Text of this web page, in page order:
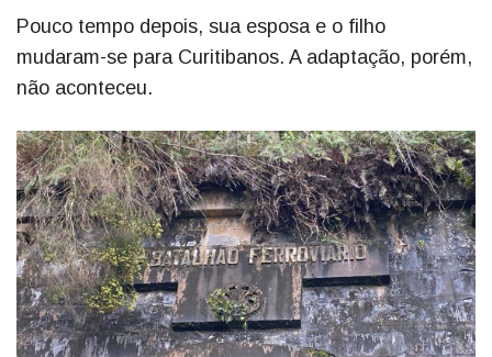
Pouco tempo depois, sua esposa e o filho
mudaram-se para Curitibanos. A adaptação, porém,
não aconteceu.